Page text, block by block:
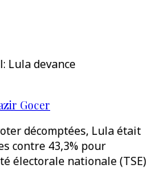
Lula devance
Gocer
décomptées, Lula était
contre 43,3% pour
électorale nationale (TSE)